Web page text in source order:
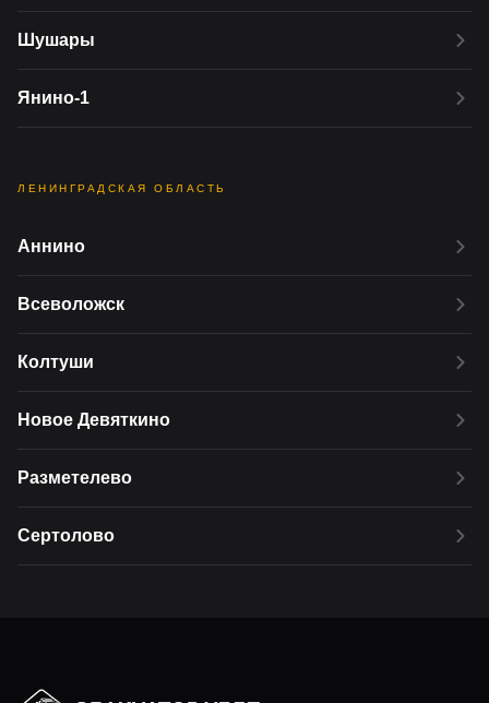
Шушары
Янино-1
ЛЕНИНГРАДСКАЯ ОБЛАСТЬ
Аннино
Всеволожск
Колтуши
Новое Девяткино
Разметелево
Сертолово